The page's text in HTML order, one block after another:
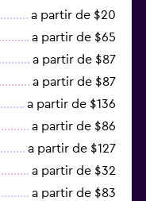
a partir de $20
a partir de $65
a partir de $87
a partir de $87
a partir de $136
a partir de $86
a partir de $127
a partir de $32
a partir de $83